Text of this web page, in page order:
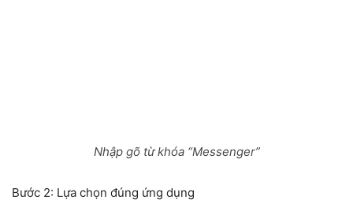
Nhập gõ từ khóa “Messenger”
Bước 2: Lựa chọn đúng ứng dụng